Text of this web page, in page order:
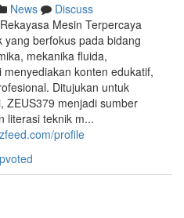
News
Discuss
Mesin Terpercaya
berfokus pada bidang
mekanika fluida,
konten edukatif,
Ditujukan untuk
ZEUS379 menjadi sumber
literasi teknik m...
profile